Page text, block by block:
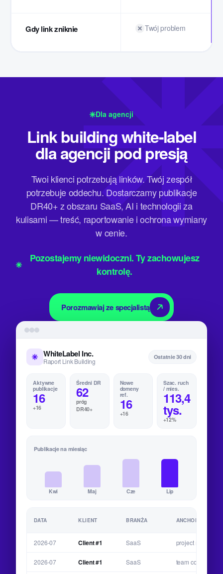
Gdy link zniknie Twój problem
Dla agencji
Link building white-label
dla agencji pod presją
Twoi klienci potrzebują linków. Twój zespół
potrzebuje oddechu. Dostarczamy publikacje
DR40+ z obszaru SaaS, AI i technologii za
kulisami — treść, raportowanie i ochrona wymiany
w cenie.
Pozostajemy niewidoczni. Ty zachowujesz
kontrolę.
Porozmawiaj ze specjalistą
WhiteLabel Inc.
Raport Link Building
Ostatnie 30 dni
Aktywne
publikacje
16
+16
Średni DR
62
próg
DR40+
Nowe
domeny
ref.
16
+16
Szac. ruch
/ mies.
113,4
tys.
+12%
Publikacje na miesiąc
Kwi Maj Cze Lip
DATA KLIENT BRANŻA ANCHOR-TEXT
2026-07 Client #1 SaaS project
2026-07 Client #1 SaaS team